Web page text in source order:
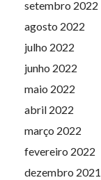
setembro 2022
agosto 2022
julho 2022
junho 2022
maio 2022
abril 2022
março 2022
fevereiro 2022
dezembro 2021